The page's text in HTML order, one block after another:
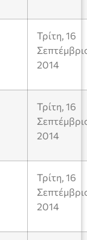
Τρίτη, 16
2014
Τρίτη, 16
2014
Τρίτη, 16
2014